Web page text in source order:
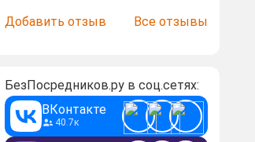
Добавить отзыв Все отзывы
БезПосредников.ру в соц.сетях:
ВКонтакте
40.7к